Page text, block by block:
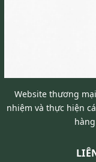
Website thương
nhiệm và thực hiện